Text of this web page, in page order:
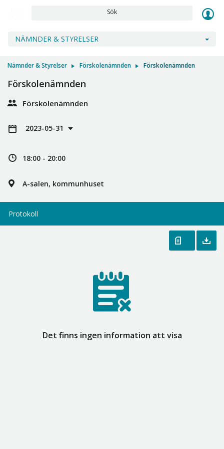
Sök
NÄMNDER & STYRELSER
Nämnder & Styrelser Förskolenämnden Förskolenämnden
Förskolenämnden
Förskolenämnden
2023-05-31
18:00 - 20:00
A-salen, kommunhuset
Protokoll
Det finns ingen information att visa